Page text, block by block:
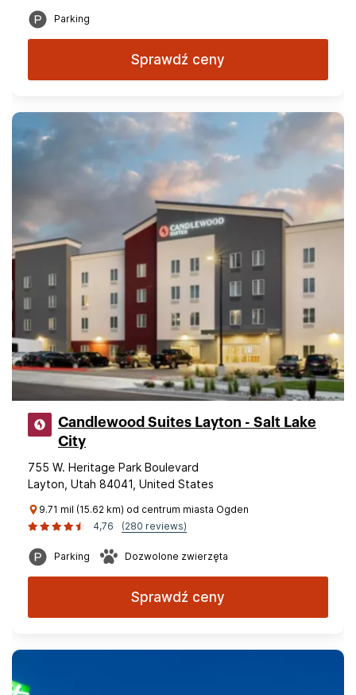
Parking
Sprawdź ceny
Candlewood Suites Layton - Salt Lake
City
755 W. Heritage Park Boulevard
Layton, Utah 84041, United States
9.71 mil (15.62 km) od centrum miasta Ogden
4,76
(280 reviews)
Parking Dozwolone zwierzęta
Sprawdź ceny